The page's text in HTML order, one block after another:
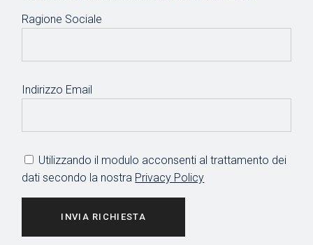
Ragione Sociale
Indirizzo Email
Utilizzando il modulo acconsenti al trattamento dei
dati secondo la nostra Privacy Policy
INVIA RICHIESTA